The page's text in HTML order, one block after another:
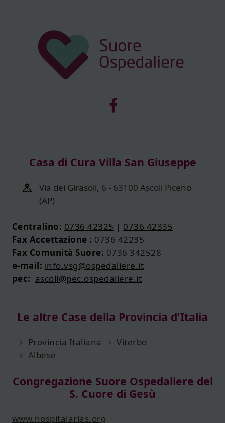
Casa di Cura Villa San Giuseppe
Via dei Girasoli, 6 - 63100 Ascoli Piceno
(AP)
Centralino: 0736 42325 | 0736 42335
Fax Accettazione : 0736 42235
Fax Comunità Suore: 0736 342528
e-mail: info.vsg@ospedaliere.it
pec: ascoli@pec.ospedaliere.it
Le altre Case della Provincia d'Italia
Provincia Italiana
Viterbo
Albese
Congregazione Suore Ospedaliere del
S. Cuore di Gesù
www.hospitalarias.org